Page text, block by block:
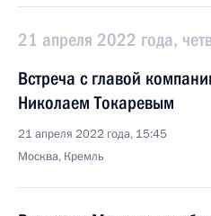
21 апреля 2022 года,
Встреча с главой
Николаем Токаревым
21 апреля 2022 года, 15:45
Москва, Кремль